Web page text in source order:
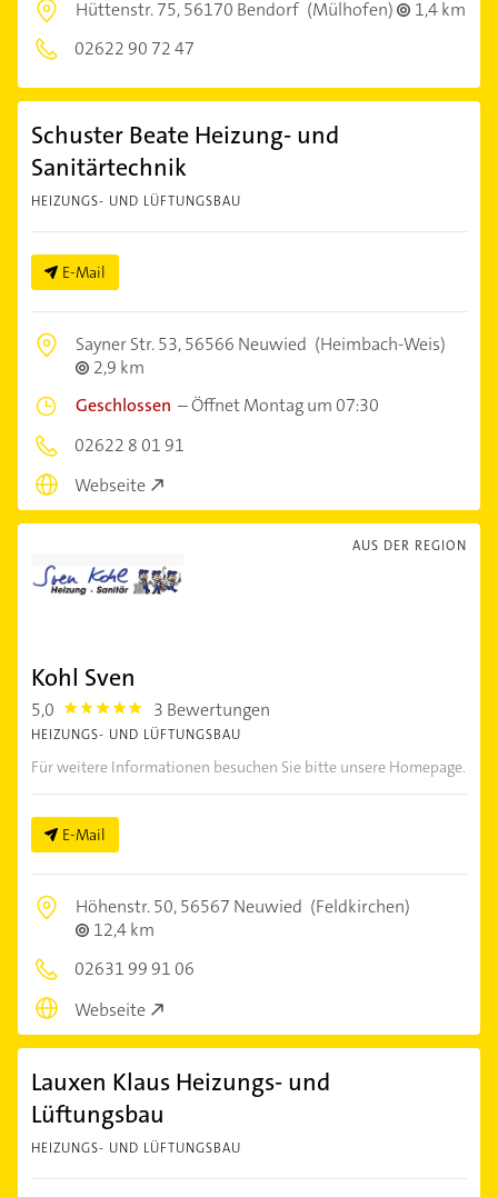
Hüttenstr. 75,56170 Bendorf (Mülhofen)
1,4 km
02622 90 72 47
Schuster Beate Heizung- und
Sanitärtechnik
HEIZUNGS- UND LÜFTUNGSBAU
E-Mail
Sayner Str. 53,56566 Neuwied (Heimbach-Weis)
2,9 km
Geschlossen –Öffnet Montag um 07:30
02622 8 01 91
Webseite
AUS DER REGION
Kohl Sven
5,0 5.0 3 Bewertungen
HEIZUNGS- UND LÜFTUNGSBAU
Für weitere Informationen besuchen Sie bitte unsere Homepage.
E-Mail
Höhenstr. 50,56567 Neuwied (Feldkirchen)
12,4 km
02631 99 91 06
Webseite
Lauxen Klaus Heizungs- und
Lüftungsbau
HEIZUNGS- UND LÜFTUNGSBAU